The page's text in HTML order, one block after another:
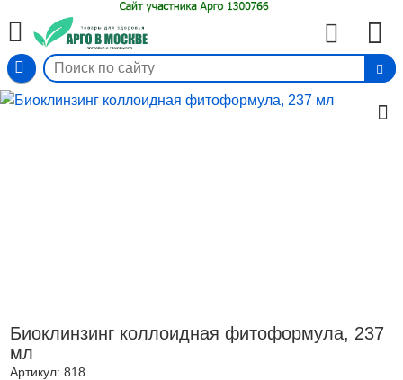
Биоклинзинг коллоидная фитоформула, 237
мл
Артикул:818